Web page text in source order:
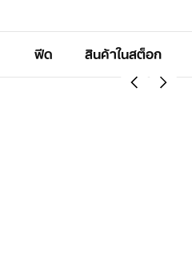
ฟีด สินค้าในสต็อก